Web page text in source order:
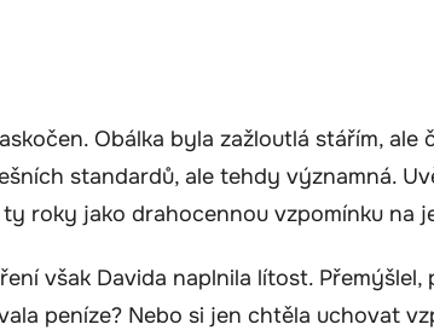
Obálka byla zažloutlá stářím,
standardů, ale tehdy významná.
roky jako drahocennou vzpomínku na
však Davida naplnila lítost.
peníze? Nebo si jen chtěla uchovat